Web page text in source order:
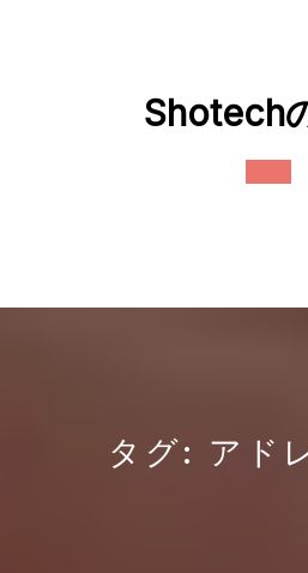
Shotech
タグ: アド